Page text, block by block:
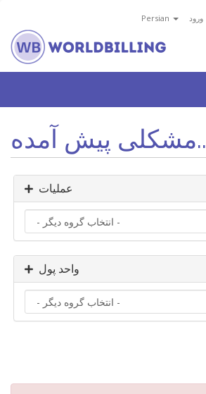
Persian ورود
پیش آمده
عملیات
واحد پول